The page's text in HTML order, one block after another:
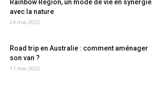
Rainbow Region, un mode de vie en synergie
avec la nature
24 mai 2022
Road trip en Australie : comment aménager
son van ?
17 mai 2022